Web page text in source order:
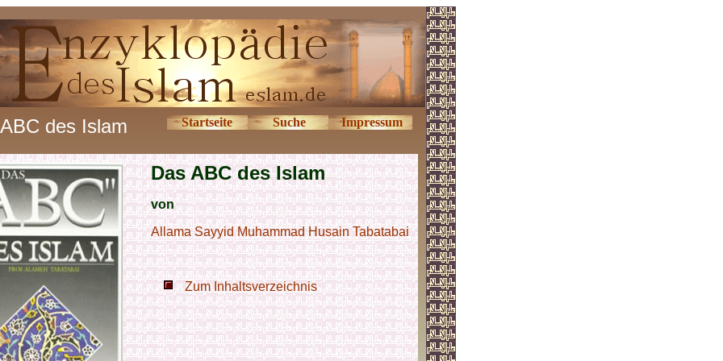
des Islam Startseite Suche Impressum
Das ABC des Islam
von
Allama Sayyid Muhammad Husain Tabatabai
Zum Inhaltsverzeichnis